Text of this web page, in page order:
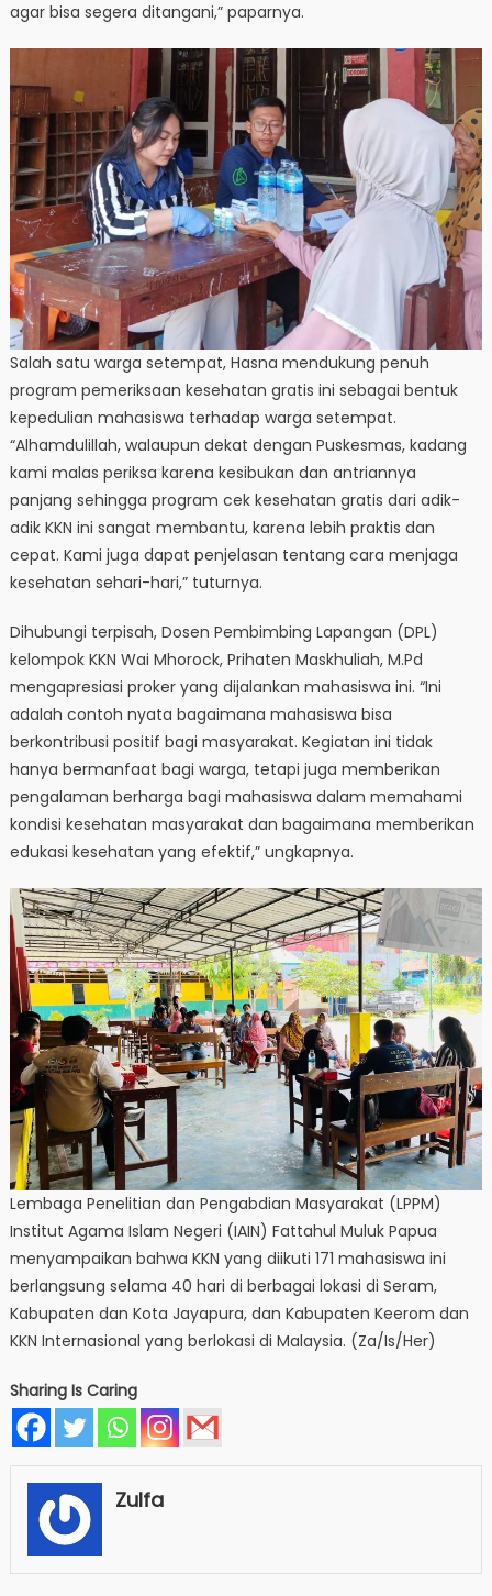
agar bisa segera ditangani,” paparnya.
Salah satu warga setempat, Hasna mendukung penuh
program pemeriksaan kesehatan gratis ini sebagai bentuk
kepedulian mahasiswa terhadap warga setempat.
“Alhamdulillah, walaupun dekat dengan Puskesmas, kadang
kami malas periksa karena kesibukan dan antriannya
panjang sehingga program cek kesehatan gratis dari adik-
adik KKN ini sangat membantu, karena lebih praktis dan
cepat. Kami juga dapat penjelasan tentang cara menjaga
kesehatan sehari-hari,” tuturnya.
Dihubungi terpisah, Dosen Pembimbing Lapangan (DPL)
kelompok KKN Wai Mhorock, Prihaten Maskhuliah, M.Pd
mengapresiasi proker yang dijalankan mahasiswa ini. “Ini
adalah contoh nyata bagaimana mahasiswa bisa
berkontribusi positif bagi masyarakat. Kegiatan ini tidak
hanya bermanfaat bagi warga, tetapi juga memberikan
pengalaman berharga bagi mahasiswa dalam memahami
kondisi kesehatan masyarakat dan bagaimana memberikan
edukasi kesehatan yang efektif,” ungkapnya.
Lembaga Penelitian dan Pengabdian Masyarakat (LPPM)
Institut Agama Islam Negeri (IAIN) Fattahul Muluk Papua
menyampaikan bahwa KKN yang diikuti 171 mahasiswa ini
berlangsung selama 40 hari di berbagai lokasi di Seram,
Kabupaten dan Kota Jayapura, dan Kabupaten Keerom dan
KKN Internasional yang berlokasi di Malaysia. (Za/Is/Her)
Sharing Is Caring
Zulfa